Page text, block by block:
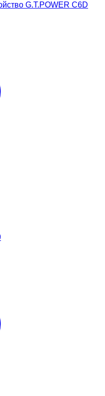
G.T.POWER C6D